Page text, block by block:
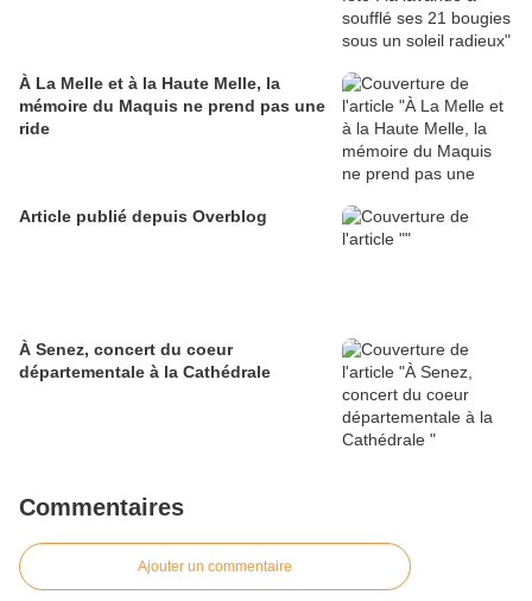
À La Melle et à la Haute Melle, la
mémoire du Maquis ne prend pas une
ride
Article publié depuis Overblog
À Senez, concert du coeur
départementale à la Cathédrale
Commentaires
Ajouter un commentaire